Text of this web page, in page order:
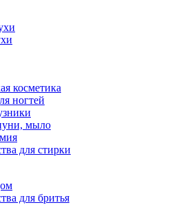
косметика
ногтей
мыло
для стирки
для бритья